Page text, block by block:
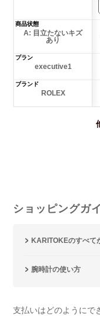
商品状態
A: 目立たないキズ
あり
プラン
executive1
ブランド
ROLEX
ショッピングガ
KARITOKEのすべて
腕時計の使い方
支払いはどのようにで